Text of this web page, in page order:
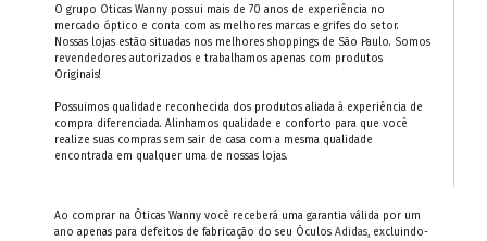
O grupo Oticas Wanny possui mais de 70 anos de experiência no
mercado óptico e conta com as melhores marcas e grifes do setor.
Nossas lojas estão situadas nos melhores shoppings de São Paulo. Somos
revendedores autorizados e trabalhamos apenas com produtos
Originais!
Possuimos qualidade reconhecida dos produtos aliada à experiência de
compra diferenciada. Alinhamos qualidade e conforto para que você
realize suas compras sem sair de casa com a mesma qualidade
encontrada em qualquer uma de nossas lojas.
Ao comprar na Óticas Wanny você receberá uma garantia válida por um
ano apenas para defeitos de fabricação do seu Óculos Adidas, excluindo-